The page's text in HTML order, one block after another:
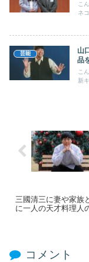
こ
ネ
芸能
山
品
こ
新
三國清三に妻や家族
に一人の天才料理人
コメント